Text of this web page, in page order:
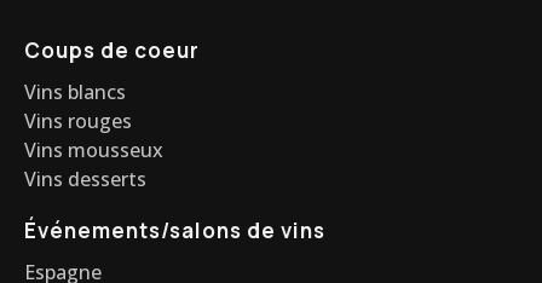
Coups de coeur
Vins blancs
Vins rouges
Vins mousseux
Vins desserts
Événements/salons de vins
Espagne